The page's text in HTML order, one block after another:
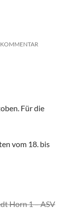
KOMMENTAR
Für die
vom 18. bis
Horn 1 – ASV